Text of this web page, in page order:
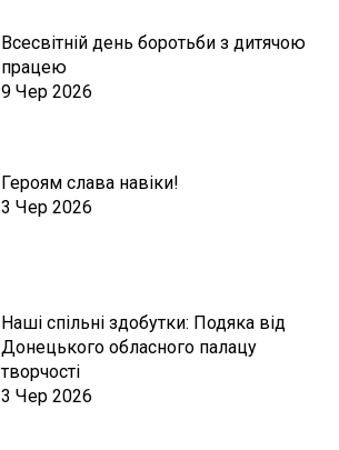
Всесвітній день боротьби з дитячою
працею
9 Чер 2026
Героям слава навіки!
3 Чер 2026
Наші спільні здобутки: Подяка від
Донецького обласного палацу
творчості
3 Чер 2026